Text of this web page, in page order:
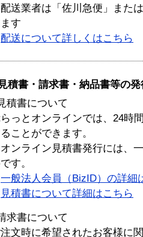
送業者は「佐川急便」また
す
配送について詳しくはこちら
見積書・請求書・納品書等の
積書について
っとオンラインでは、24時
ことができます。
ンライン見積書発行には、
す。
一般法人会員（BizID）の詳細
見積書について詳細はこちら
求書について
文時に希望されたお客様に